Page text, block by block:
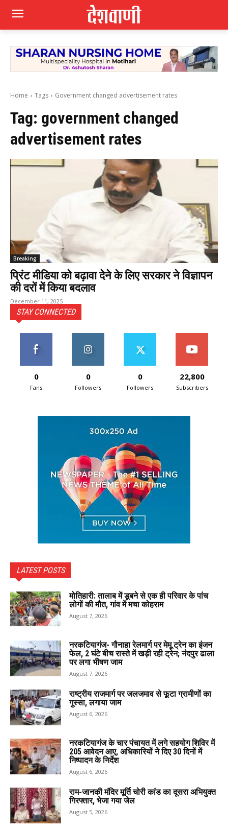
Home Tags Government changed advertisement rates
Tag: government changed
advertisement rates
Breaking
प्रिंट मीडिया को बढ़ावा देने के लिए सरकार ने विज्ञापन
की दरों में किया बदलाव
December 11, 2025
STAY CONNECTED
0
Fans
0
Followers
0
Followers
22,800
Subscribers
LATEST POSTS
मोतिहारी: तालाब में डूबने से एक ही परिवार के पांच
लोगों की मौत, गांव में मचा कोहराम
August 7, 2026
नरकटियागंज- गौनाहा रेलमार्ग पर मेमू ट्रेन का इंजन
फेल, 2 घंटे बीच रास्ते में खड़ी रही ट्रेन; नंदपुर ढाला
पर लगा भीषण जाम
August 7, 2026
राष्ट्रीय राजमार्ग पर जलजमाव से फूटा ग्रामीणों का
गुस्सा, लगाया जाम
August 6, 2026
नरकटियागंज के चार पंचायत में लगे सहयोग शिविर में
205 आवेदन आए, अधिकारियों ने दिए 30 दिनों में
निष्पादन के निर्देश
August 6, 2026
राम-जानकी मंदिर मूर्ति चोरी कांड का दूसरा अभियुक्त
गिरफ्तार, भेजा गया जेल
August 5, 2026